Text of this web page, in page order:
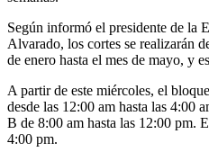
Según informó el presidente de la
Alvarado, los cortes se realizarán
de enero hasta el mes de mayo, y
A partir de este miércoles, el
desde las 12:00 am hasta las 4:00
B de 8:00 am hasta las 12:00 pm.
4:00 pm.